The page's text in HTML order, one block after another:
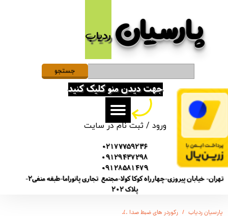
پارسیان​​​​​​​ردیاب
ورود /ثبت نام در سایت
حساب کاربری من
تغییر گذر واژه
سفارشات
خروج از حساب کاربری
02177759236
09129437298
09128581479
تهران- خیابان پیروزی-چهارراه کوکا کولا-مجتمع تجاری پانوراما-طبقه منفی2-
پلاک 202
جهت دیدن منو کلیک کنید
جستجو
پارسیان ردیاب رکوردر های ضبط صدا